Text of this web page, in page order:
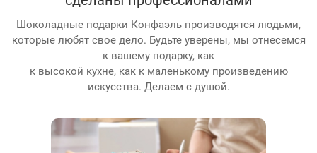
Шоколадные подарки Конфаэль производятся людьми,
которые любят свое дело. Будьте уверены, мы отнесемся
к вашему подарку, как
к высокой кухне, как к маленькому произведению
искусства. Делаем с душой.